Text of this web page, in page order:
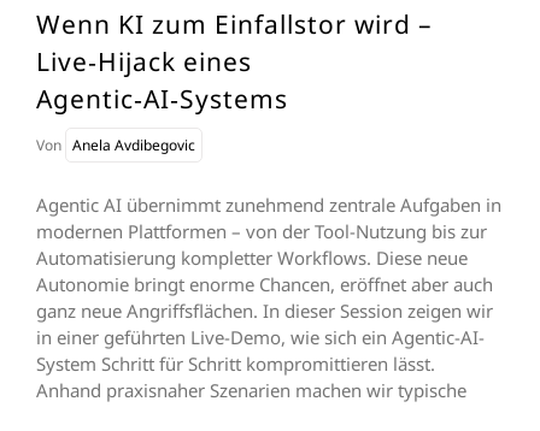
Wenn KI zum Einfallstor wird –
Live‑Hijack eines
Agentic‑AI‑Systems
Von Anela Avdibegovic
Agentic AI übernimmt zunehmend zentrale Aufgaben in
modernen Plattformen – von der Tool-Nutzung bis zur
Automatisierung kompletter Workflows. Diese neue
Autonomie bringt enorme Chancen, eröffnet aber auch
ganz neue Angriffsflächen. In dieser Session zeigen wir
in einer geführten Live-Demo, wie sich ein Agentic-AI-
System Schritt für Schritt kompromittieren lässt.
Anhand praxisnaher Szenarien machen wir typische